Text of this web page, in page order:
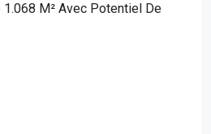
1.068 M² Avec Potentiel De